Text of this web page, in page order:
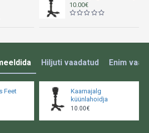
10.00€
Hiljuti vaadatud Enim
Feet
Kaarnajalg
küünlahoidja
10.00€